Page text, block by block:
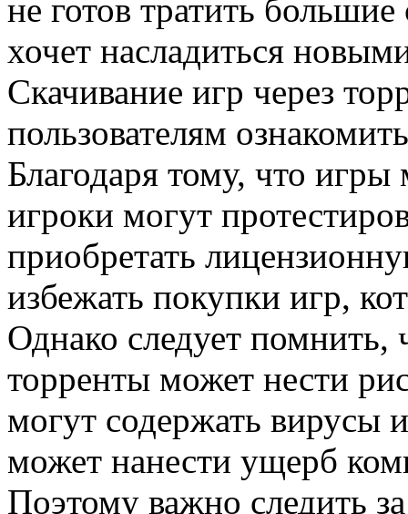
не готов тратить
хочет насладиться
Скачивание игр через
пользователям
Благодаря тому, что
игроки могут
приобретать
избежать покупки игр,
Однако следует помнить,
торренты может нести
могут содержать вирусы
может нанести ущерб
Поэтому важно следить